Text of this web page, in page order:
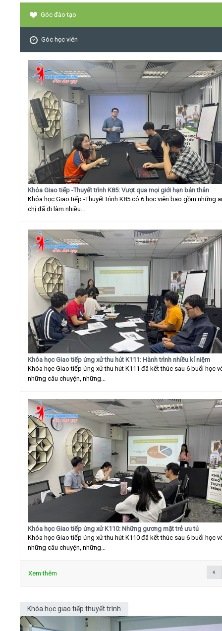
Góc đào tạo
Góc học viên
Khóa Giao tiếp -Thuyết trình K85: Vượt qua mọi giới hạn bản thân
Khóa học Giao tiếp -Thuyết trình K85 có 6 học viên bao gồm những
chị đã đi làm nhiều...
Khóa học Giao tiếp ứng xử thu hút K111: Hành trình nhiều kỉ niệm
Khóa học Giao tiếp ứng xử thu hút K111 đã kết thúc sau 6 buổi học
những câu chuyện, những...
Khóa học Giao tiếp ứng xử K110: Những gương mặt trẻ ưu tú
Khóa học Giao tiếp ứng xử thu hút K110 đã kết thúc sau 6 buổi học
những câu chuyện, những...
Xem thêm
Khóa học giao tiếp thuyết trình